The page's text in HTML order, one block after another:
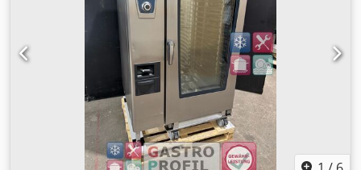
radio je samo 7673 sata. Dobit ćete račun s naznačenim
PDV-om. Usluga: Rado ćemo vam pomoći u pronalaženju
ovlaštenog Rational servisa diljem Njemačke. Tražite
određeni tip Rational uređaja? Pitajte nas, imamo pristup
širokom asortimanu rabljenih i novih uređaja. Rado ćemo
vas savjetovati o svim tipovima uređaja, bez obzira radi li
se o SCC, CM, CMP, VCC, iVario, iCombi Classic i Pro. Naša
usluga za rabljene uređaje: • 6 mjeseci jamstva na sve
električne dijelove, ograničeno na zamjenu neispravnih
dijelova, bez troškova ugradnje i skidanja • Kvalitetni